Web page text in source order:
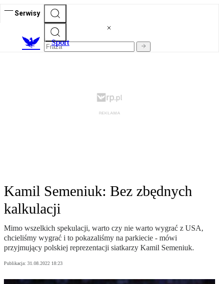
Serwisy
Sport
Kamil Semeniuk: Bez zbędnych
kalkulacji
Mimo wszelkich spekulacji, warto czy nie warto wygrać z USA,
chcieliśmy wygrać i to pokazaliśmy na parkiecie - mówi
przyjmujący polskiej reprezentacji siatkarzy Kamil Semeniuk.
Publikacja: 31.08.2022 18:23